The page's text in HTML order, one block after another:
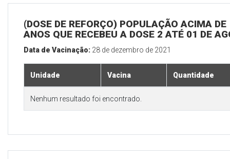
(DOSE DE REFORÇO) POPULAÇÃO ACIMA DE
ANOS QUE RECEBEU A DOSE 2 ATÉ 01 DE
Data de Vacinação: 28 de dezembro de 2021
Unidade Vacina Quantidade
Nenhum resultado foi encontrado.